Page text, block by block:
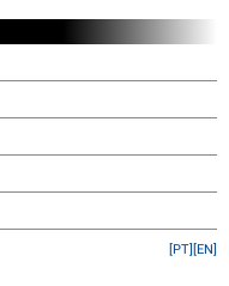
[EN]
[PT]